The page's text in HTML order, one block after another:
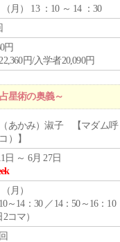
月 ） 13 ：10 ～ 14 ：30
円
円/入学者20,090円
星術の奥義～
あかみ）淑子 【マダム呼
）】
日 ～ 6月 27日
月 ）
～14：30 ／14：50～16：10
2コマ）